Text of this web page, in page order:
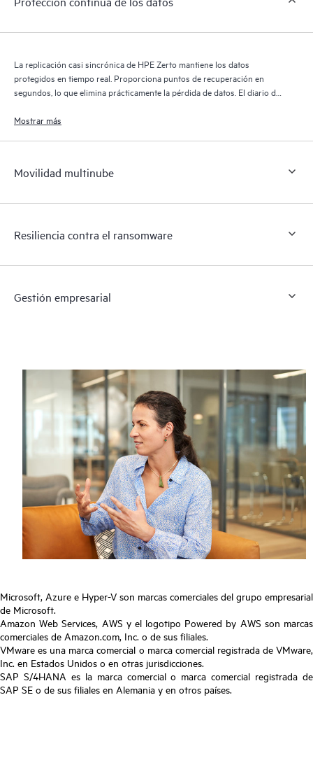
La replicación casi sincrónica de HPE Zerto mantiene los datos
protegidos en tiempo real. Proporciona puntos de recuperación en
segundos, lo que elimina prácticamente la pérdida de datos. El diario de
durante 30 días, lo que proporciona una recuperación granular y
Mostrar más
Movilidad multinube
Resiliencia contra el ransomware
Gestión empresarial
Microsoft, Azure e Hyper-V son marcas comerciales del grupo empresarial
de Microsoft.
Amazon Web Services, AWS y el logotipo Powered by AWS son marcas
comerciales de Amazon.com, Inc. o de sus filiales.
VMware es una marca comercial o marca comercial registrada de VMware,
Inc. en Estados Unidos o en otras jurisdicciones.
SAP S/4HANA es la marca comercial o marca comercial registrada de
SAP SE o de sus filiales en Alemania y en otros países.